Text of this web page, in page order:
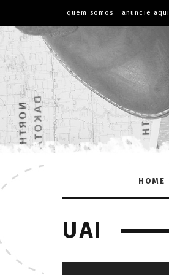
quem somos anuncie aqui
HOME
UAI